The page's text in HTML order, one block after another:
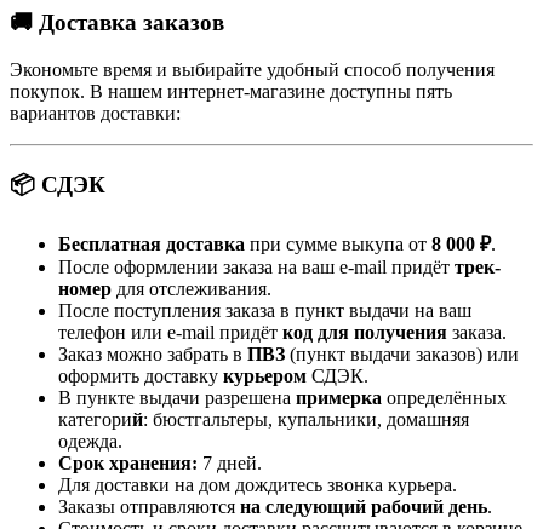
🚚 Доставка заказов
Экономьте время и выбирайте удобный способ получения
покупок. В нашем интернет-магазине доступны пять
вариантов доставки:
📦 СДЭК
Бесплатная доставка при сумме выкупа от 8 000 ₽.
После оформлении заказа на ваш e-mail придёт трек-
номер для отслеживания.
После поступления заказа в пункт выдачи на ваш
телефон или e-mail придёт код для получения заказа.
Заказ можно забрать в ПВЗ (пункт выдачи заказов) или
оформить доставку курьером СДЭК.
В пункте выдачи разрешена примерка определённых
категорий: бюстгальтеры, купальники, домашняя
одежда.
Срок хранения: 7 дней.
Для доставки на дом дождитесь звонка курьера.
Заказы отправляются на следующий рабочий день.